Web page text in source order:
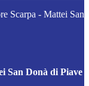
Scarpa - Mattei San
San Donà di Piave